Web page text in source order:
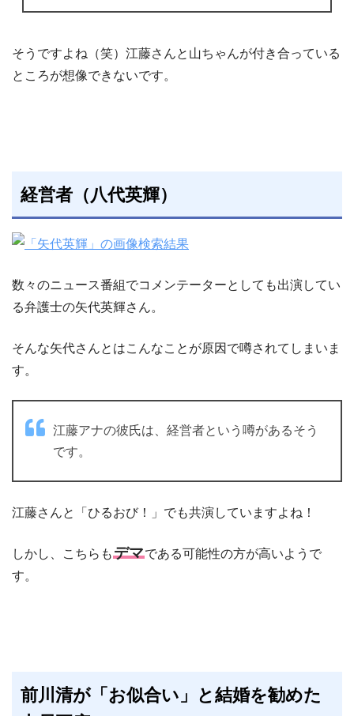
そうですよね（笑）江藤さんと山ちゃんが付き合っている
ところが想像できないです。
経営者（八代英輝）
数々のニュース番組でコメンテーターとしても出演してい
る弁護士の矢代英輝さん。
そんな矢代さんとはこんなことが原因で噂されてしまいま
す。
江藤アナの彼氏は、経営者という噂があるそう
です。
江藤さんと「ひるおび！」でも共演していますよね！
しかし、こちらもデマである可能性の方が高いようで
す。
前川清が「お似合い」と結婚を勧めた